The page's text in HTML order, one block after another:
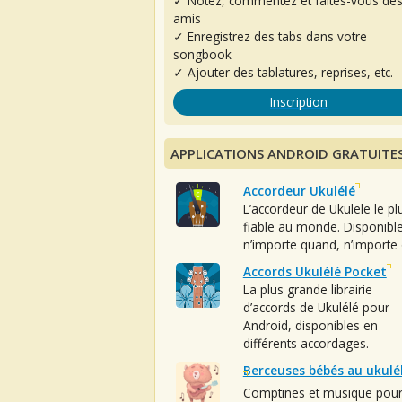
amis
✓ Enregistrez des tabs dans votre
songbook
✓ Ajouter des tablatures, reprises, etc.
Inscription
APPLICATIONS ANDROID
Accordeur Ukulélé
L’accordeur de Ukulele le
fiable au monde. Disponible
n’importe quand, n’importe
Accords Ukulélé Pocket
La plus grande librairie
d’accords de Ukulélé pour
Android, disponibles en
différents accordages.
Berceuses bébés au
Comptines et musique pour